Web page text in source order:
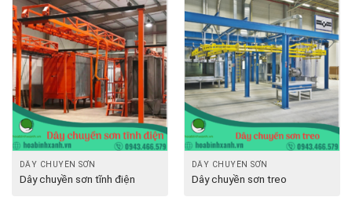
DÂY CHUYỀN SƠN
Dây chuyền sơn tĩnh điện
DÂY CHUYỀN SƠN
Dây chuyền sơn treo